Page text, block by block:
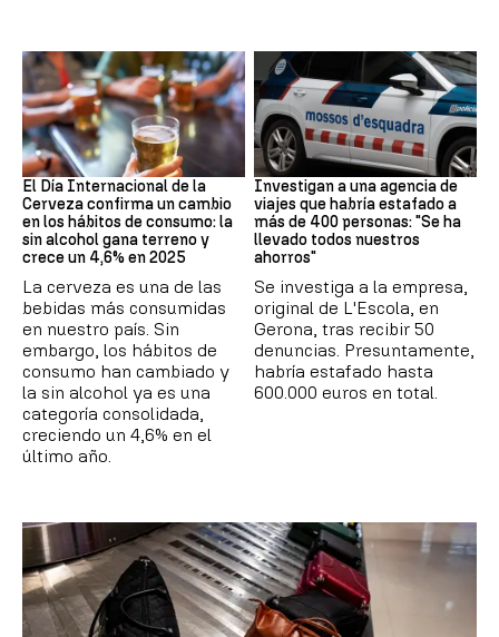
Día Internacional Cerveza
El Día Internacional de la
Cerveza confirma un cambio
en los hábitos de consumo: la
sin alcohol gana terreno y
crece un 4,6% en 2025
La cerveza es una de las
bebidas más consumidas
en nuestro país. Sin
embargo, los hábitos de
consumo han cambiado y
la sin alcohol ya es una
categoría consolidada,
creciendo un 4,6% en el
último año.
Estafa
Investigan a una agencia de
viajes que habría estafado a
más de 400 personas: "Se ha
llevado todos nuestros
ahorros"
Se investiga a la empresa,
original de L'Escola, en
Gerona, tras recibir 50
denuncias. Presuntamente,
habría estafado hasta
600.000 euros en total.